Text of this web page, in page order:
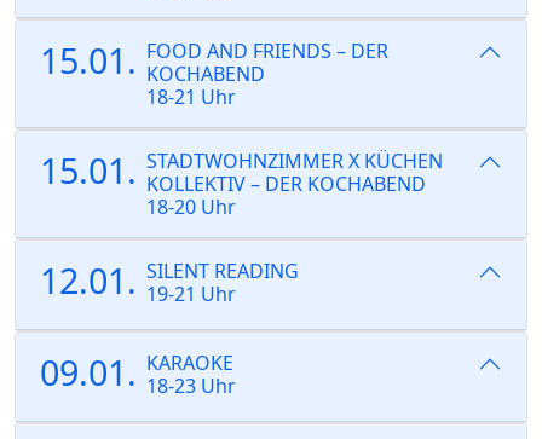
15.01. FOOD AND FRIENDS – DER
KOCHABEND
18-21 Uhr
15.01. STADTWOHNZIMMER X KÜCHEN
KOLLEKTIV – DER KOCHABEND
18-20 Uhr
12.01. SILENT READING
19-21 Uhr
09.01. KARAOKE
18-23 Uhr